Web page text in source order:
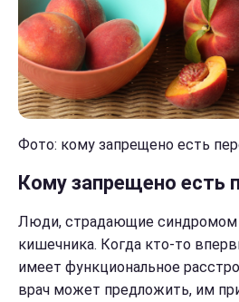
Фото: кому запрещено есть
Кому запрещено есть
Люди, страдающие синдромом
кишечника. Когда кто-то
имеет функциональное
врач может предложить, им